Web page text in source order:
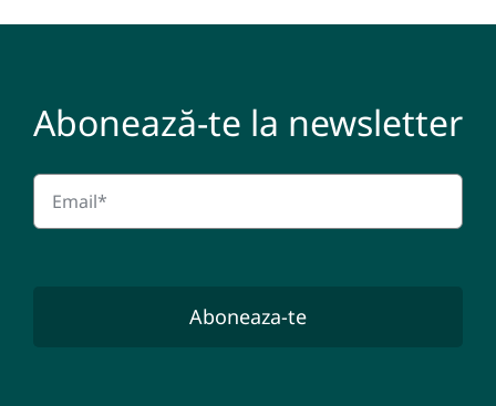
Abonează-te la newsletter
Aboneaza-te